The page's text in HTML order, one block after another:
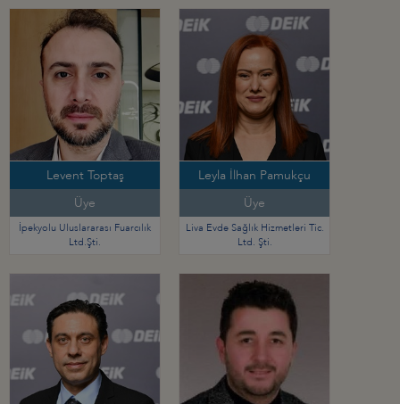
Levent Toptaş
Üye
İpekyolu Uluslararası Fuarcılık
Ltd.Şti.
Leyla İlhan Pamukçu
Üye
Liva Evde Sağlık Hizmetleri Tic.
Ltd. Şti.